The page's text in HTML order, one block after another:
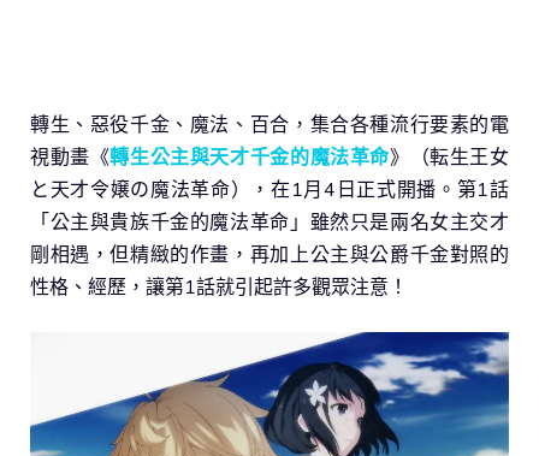
轉生、惡役千金、魔法、百合，集合各種流行要素的電
視動畫《轉生公主與天才千金的魔法革命》（転生王女
と天才令嬢の魔法革命），在1月4日正式開播。第1話
「公主與貴族千金的魔法革命」雖然只是兩名女主交才
剛相遇，但精緻的作畫，再加上公主與公爵千金對照的
性格、經歷，讓第1話就引起許多觀眾注意！